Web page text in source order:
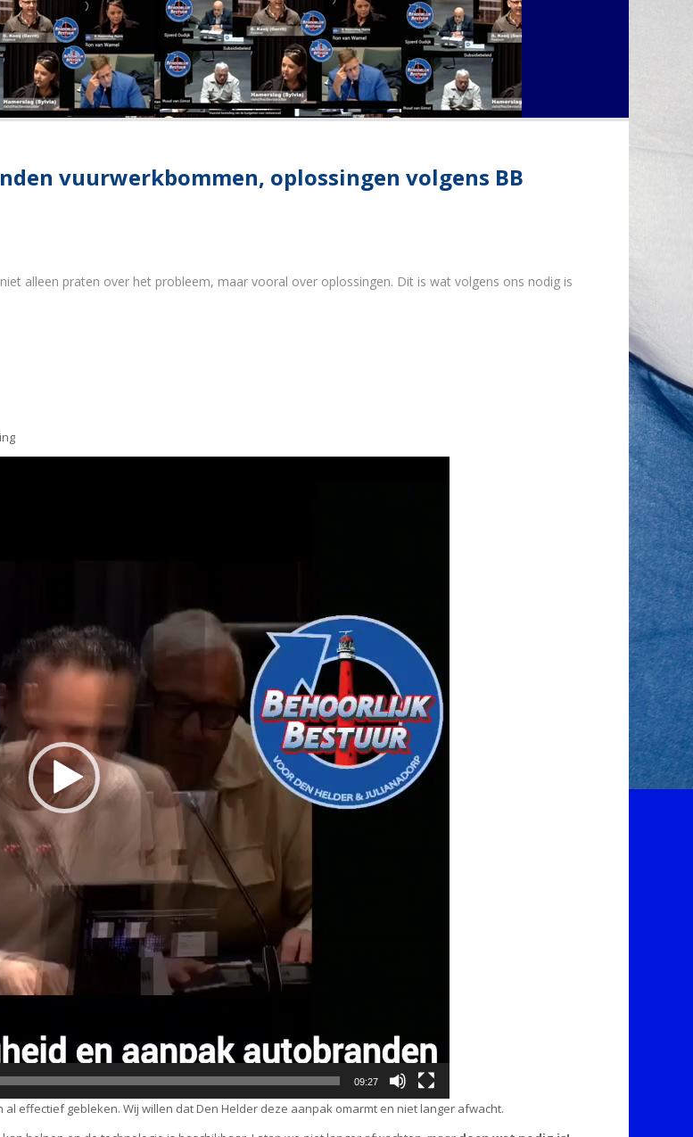
vuurwerkbommen, oplossingen volgens BB
alleen praten over het probleem, maar vooral over oplossingen. Dit is wat volgens ons nodig is
09:27
effectief gebleken. Wij willen dat Den Helder deze aanpak omarmt en niet langer afwacht.